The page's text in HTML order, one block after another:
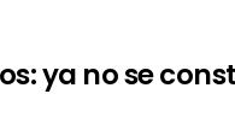
ya no se